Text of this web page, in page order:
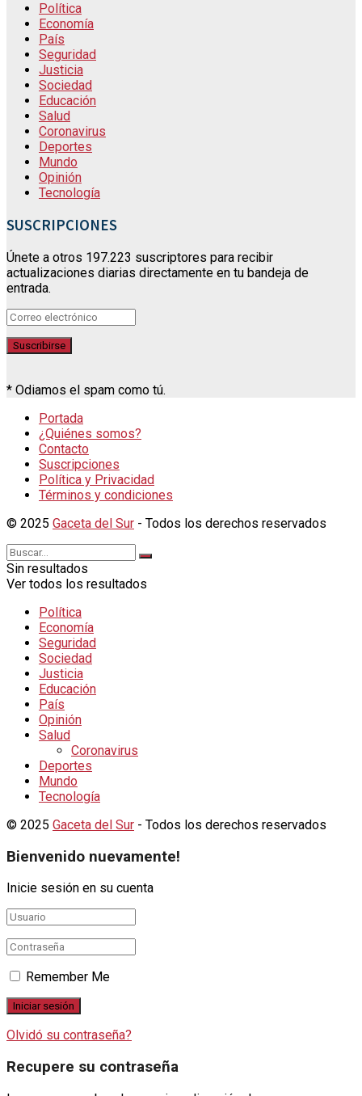
Política
Economía
País
Seguridad
Justicia
Sociedad
Educación
Salud
Coronavirus
Deportes
Mundo
Opinión
Tecnología
SUSCRIPCIONES
Únete a otros 197.223 suscriptores para recibir
actualizaciones diarias directamente en tu bandeja de
entrada.
* Odiamos el spam como tú.
Portada
¿Quiénes somos?
Contacto
Suscripciones
Política y Privacidad
Términos y condiciones
© 2025 Gaceta del Sur - Todos los derechos reservados
Sin resultados
Ver todos los resultados
Política
Economía
Seguridad
Sociedad
Justicia
Educación
País
Opinión
Salud
Coronavirus
Deportes
Mundo
Tecnología
© 2025 Gaceta del Sur - Todos los derechos reservados
Bienvenido nuevamente!
Inicie sesión en su cuenta
Remember Me
Olvidó su contraseña?
Recupere su contraseña